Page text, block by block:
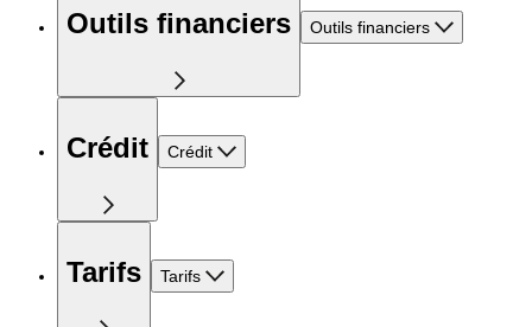
Outils financiers Outils financiers
Crédit Crédit
Tarifs Tarifs